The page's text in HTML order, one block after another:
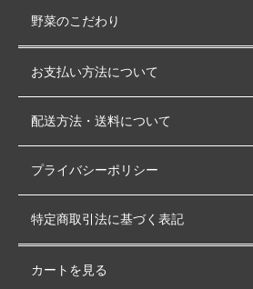
野菜のこだわり
お支払い方法について
配送方法・送料について
プライバシーポリシー
特定商取引法に基づく表記
カートを見る